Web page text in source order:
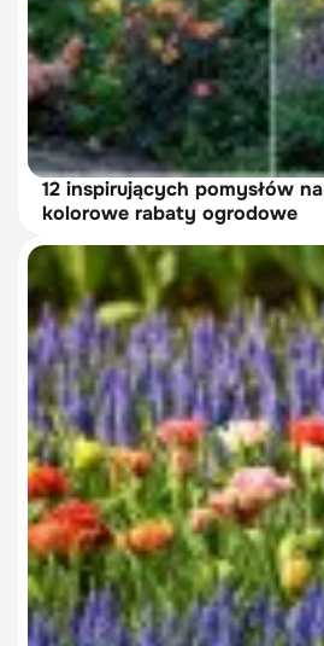
12 inspirujących pomysłów na
kolorowe rabaty ogrodowe